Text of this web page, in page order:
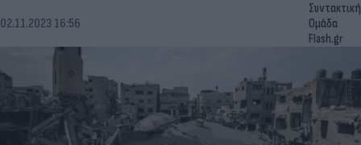
02.11.2023 16:56
Συντακτική
Ομάδα
Flash.gr